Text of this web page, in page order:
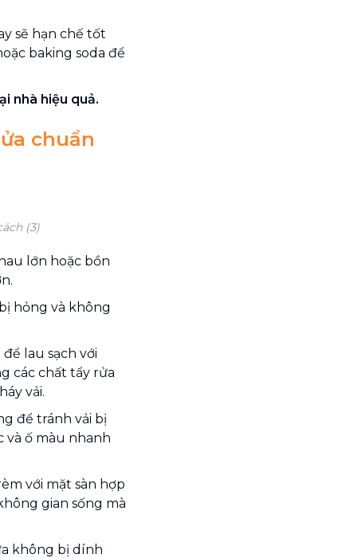
sẽ hạn chế tốt
baking soda để
nhà hiệu quả.
chuẩn
(3)
lớn hoặc bồn
hỏng và không
lau sạch với
các chất tẩy rửa
vải.
để tránh vải bị
và ố màu nhanh
với mặt sàn hợp
gian sống mà
không bị dính